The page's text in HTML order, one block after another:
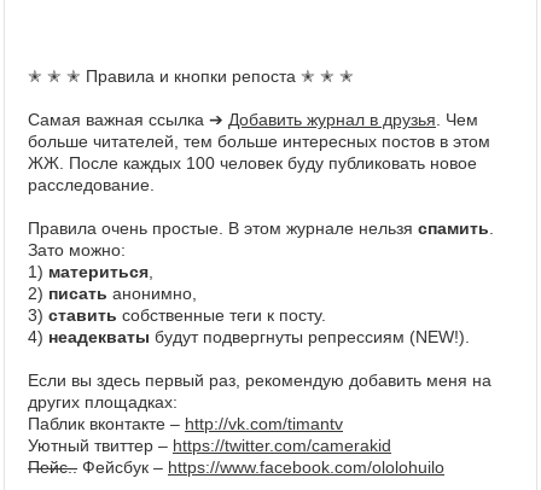
✭ ✭ ✭ Правила и кнопки репоста ✭ ✭ ✭
Самая важная ссылка ➔ Добавить журнал в друзья . Чем
больше читателей, тем больше интересных постов в этом
ЖЖ. После каждых 100 человек буду публиковать новое
расследование.
Правила очень простые. В этом журнале нельзя спамить
Зато можно:
1) материться
2) писать анонимно,
3) ставить собственные теги к посту.
4) неадекваты будут подвергнуты репрессиям (NEW!).
Если вы здесь первый раз, рекомендую добавить меня на
других площадках:
Паблик вконтакте – http://vk.com/timantv
Уютный твиттер – https://twitter.com/camerakid
Пейс.. Фейсбук – https://www.facebook.com/ololohuilo